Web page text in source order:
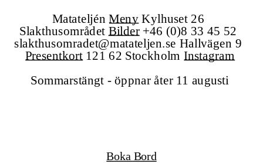
Boka Bord
Matateljén Meny Kylhuset 26
Slakthusområdet Bilder +46 (0)8 33 45 52
slakthusomradet@matateljen.se
Presentkort 121 62 Stockholm Instagram
Sommarstängt - öppnar åter 11 augusti